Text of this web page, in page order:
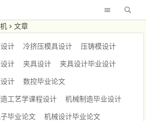
文章
计 冷挤压模具设计 压铸模设计
计 夹具设计 夹具设计毕业设计
计 数控毕业论文
工艺学课程设计 机械制造毕业设计
毕业论文 机械设计毕业论文